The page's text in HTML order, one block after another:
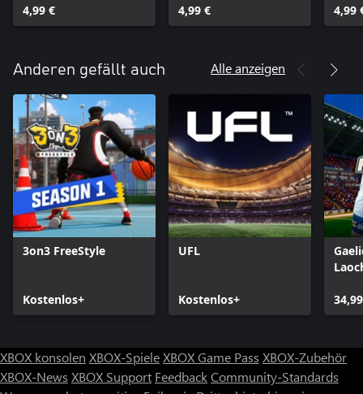
4,99 €
4,99 €
4,99
Anderen gefällt auch Alle anzeigen
3on3 FreeStyle
Kostenlos+
UFL
Kostenlos+
XBOX konsolen XBOX-SpieleXBOX Game Pass XBOX-Zubehör
XBOX-News XBOX Support FeedbackCommunity-Standards